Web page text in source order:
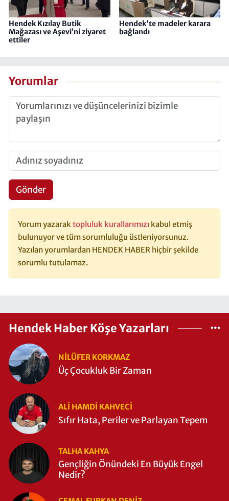
Hendek Kızılay Butik
Mağazası ve Aşevi’ni ziyaret
ettiler
Hendek'te madeler karara
bağlandı
Yorumlar
Gönder
Yorum yazaraktopluluk kurallarımızı kabul etmiş
bulunuyor ve tüm sorumluluğu üstleniyorsunuz.
Yazılan yorumlardan HENDEK HABER hiçbir şekilde
sorumlu tutulamaz.
Hendek Haber Köşe Yazarları
NILÜFER KORKMAZ
Üç Çocukluk Bir Zaman
ALI HAMDI KAHVECİ
Sıfır Hata, Periler ve Parlayan Tepem
TALHA KAHYA
Gençliğin Önündeki En Büyük Engel
Nedir?